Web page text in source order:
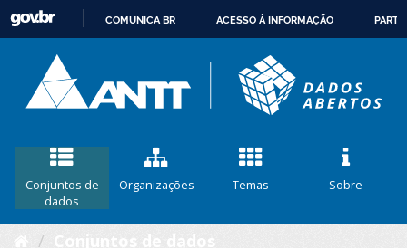
CONTEÚDO
COMUNICA BR ACESSO À INFORMAÇÃO
Conjuntos de
dados
Organizações Temas Sobre